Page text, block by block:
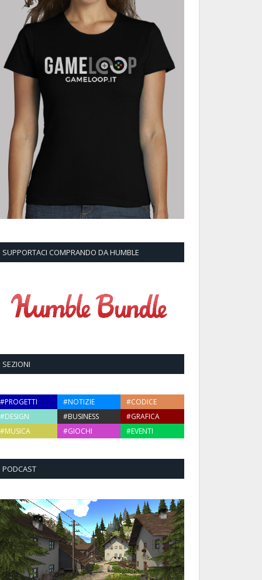
SUPPORTACI COMPRANDO DA HUMBLE
SEZIONI
#PROGETTI #NOTIZIE
#CODICE
#DESIGN
#BUSINESS
#GRAFICA
#MUSICA
#GIOCHI #EVENTI
PODCAST